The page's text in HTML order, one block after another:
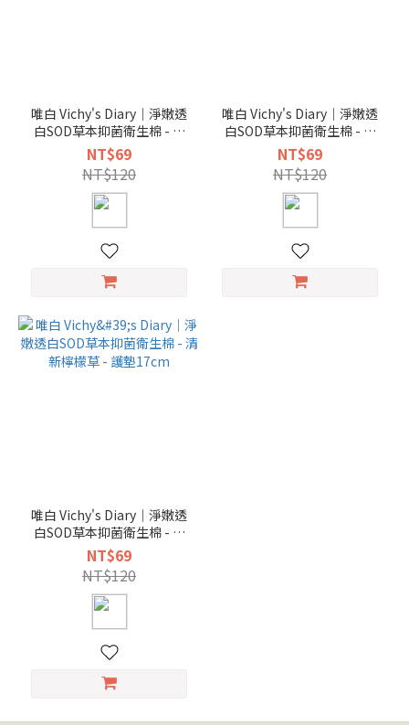
唯白 Vichy's Diary｜淨嫩透
白SOD草本抑菌衛生棉 - 清
新檸檬草 - 日用加長款28cm
NT$69
NT$120
唯白 Vichy's Diary｜淨嫩透
白SOD草本抑菌衛生棉 - 清
新檸檬草 - 日用一般款
25.5cm
NT$69
NT$120
唯白 Vichy's Diary｜淨嫩透
白SOD草本抑菌衛生棉 - 清
新檸檬草 - 護墊17cm
NT$69
NT$120